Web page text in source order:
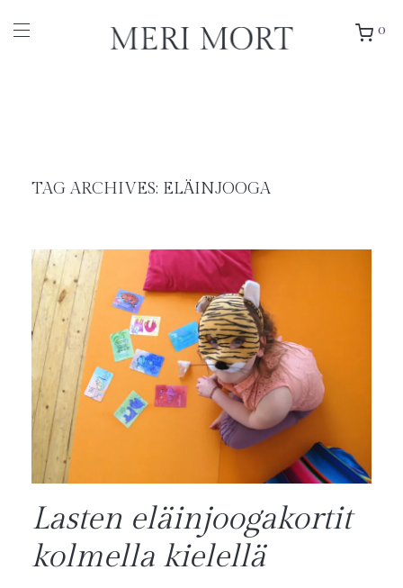
0
TAG ARCHIVES: ELÄINJOOGA
Lasten eläinjoogakortit
kolmella kielellä